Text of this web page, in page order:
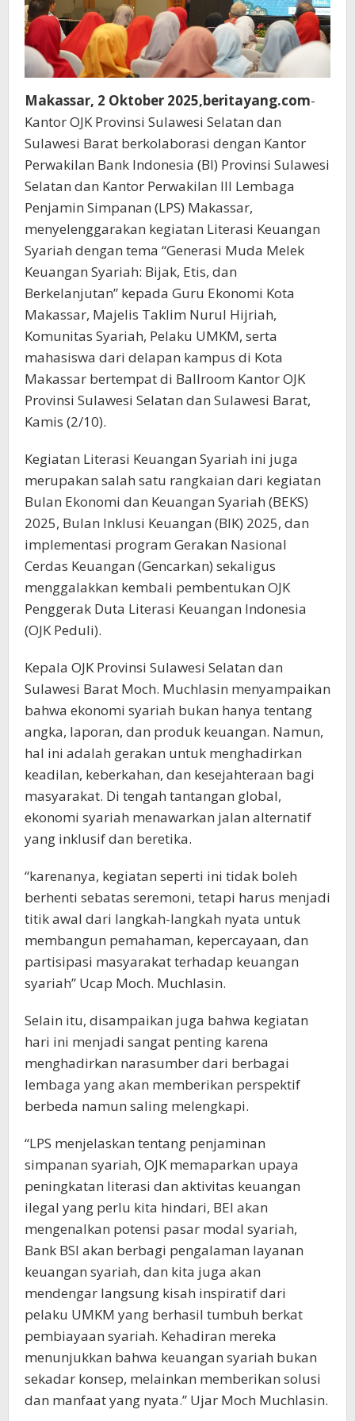
Makassar, 2 Oktober 2025,beritayang.com-
Kantor OJK Provinsi Sulawesi Selatan dan
Sulawesi Barat berkolaborasi dengan Kantor
Perwakilan Bank Indonesia (BI) Provinsi Sulawesi
Selatan dan Kantor Perwakilan III Lembaga
Penjamin Simpanan (LPS) Makassar,
menyelenggarakan kegiatan Literasi Keuangan
Syariah dengan tema “Generasi Muda Melek
Keuangan Syariah: Bijak, Etis, dan
Berkelanjutan” kepada Guru Ekonomi Kota
Makassar, Majelis Taklim Nurul Hijriah,
Komunitas Syariah, Pelaku UMKM, serta
mahasiswa dari delapan kampus di Kota
Makassar bertempat di Ballroom Kantor OJK
Provinsi Sulawesi Selatan dan Sulawesi Barat,
Kamis (2/10).
Kegiatan Literasi Keuangan Syariah ini juga
merupakan salah satu rangkaian dari kegiatan
Bulan Ekonomi dan Keuangan Syariah (BEKS)
2025, Bulan Inklusi Keuangan (BIK) 2025, dan
implementasi program Gerakan Nasional
Cerdas Keuangan (Gencarkan) sekaligus
menggalakkan kembali pembentukan OJK
Penggerak Duta Literasi Keuangan Indonesia
(OJK Peduli).
Kepala OJK Provinsi Sulawesi Selatan dan
Sulawesi Barat Moch. Muchlasin menyampaikan
bahwa ekonomi syariah bukan hanya tentang
angka, laporan, dan produk keuangan. Namun,
hal ini adalah gerakan untuk menghadirkan
keadilan, keberkahan, dan kesejahteraan bagi
masyarakat. Di tengah tantangan global,
ekonomi syariah menawarkan jalan alternatif
yang inklusif dan beretika.
“karenanya, kegiatan seperti ini tidak boleh
berhenti sebatas seremoni, tetapi harus menjadi
titik awal dari langkah-langkah nyata untuk
membangun pemahaman, kepercayaan, dan
partisipasi masyarakat terhadap keuangan
syariah” Ucap Moch. Muchlasin.
Selain itu, disampaikan juga bahwa kegiatan
hari ini menjadi sangat penting karena
menghadirkan narasumber dari berbagai
lembaga yang akan memberikan perspektif
berbeda namun saling melengkapi.
“LPS menjelaskan tentang penjaminan
simpanan syariah, OJK memaparkan upaya
peningkatan literasi dan aktivitas keuangan
ilegal yang perlu kita hindari, BEI akan
mengenalkan potensi pasar modal syariah,
Bank BSI akan berbagi pengalaman layanan
keuangan syariah, dan kita juga akan
mendengar langsung kisah inspiratif dari
pelaku UMKM yang berhasil tumbuh berkat
pembiayaan syariah. Kehadiran mereka
menunjukkan bahwa keuangan syariah bukan
sekadar konsep, melainkan memberikan solusi
dan manfaat yang nyata.” Ujar Moch Muchlasin.